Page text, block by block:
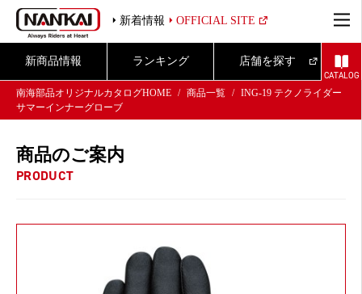
新着情報 OFFICIAL SITE
新商品情報 ランキング 店舗を探す
CATALOG
南海部品オリジナルカタログHOME
商品一覧
ING-19 テクノライダー
サマーインナーグローブ
商品のご案内
PRODUCT